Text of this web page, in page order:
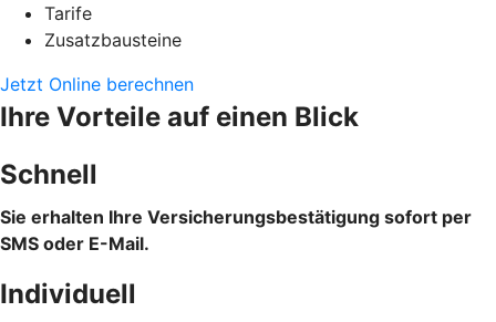
Tarife
Zusatzbausteine
Jetzt Online berechnen
Ihre Vorteile auf einen Blick
Schnell
Sie erhalten Ihre Versicherungsbestätigung sofort per
SMS oder E-Mail.
Individuell